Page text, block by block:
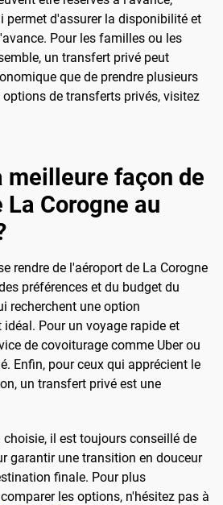
permet d'assurer la disponibilité et
Pour les familles ou les
un transfert privé peut
que de prendre plusieurs
de transferts privés, visitez
meilleure façon de
Corogne au
rendre de l'aéroport de La Corogne
préférences et du budget du
recherchent une option
Pour un voyage rapide et
de covoiturage comme Uber ou
Enfin, pour ceux qui apprécient le
un transfert privé est une
il est toujours conseillé de
garantir une transition en douceur
finale. Pour plus
les options, n'hésitez pas à